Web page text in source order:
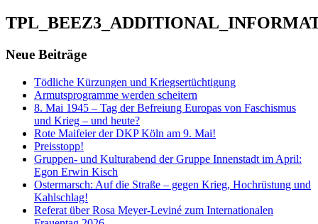
Neue Beiträge
Tödliche Kürzungen und Kriegsertüchtigung
Armutsprogramme werden scheitern
8. Mai 1945 – Tag der Befreiung Europas von Faschismus
und Krieg – und heute?
Rote Maifeier der DKP Köln am 9. Mai!
Preisstopp!
Gruppen- und Kulturabend der Gruppe Innenstadt im April:
Egon Erwin Kisch
Ostermarsch: Auf die Straße – gegen Krieg, Hochrüstung und
Kahlschlag!
Referat über Rosa Meyer-Leviné zum Internationalen